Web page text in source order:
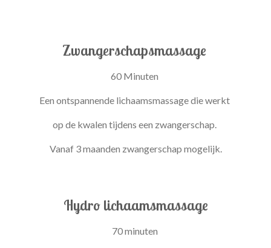
Zwangerschapsmassage
60 Minuten
Een ontspannende lichaamsmassage die werkt
op de kwalen tijdens een zwangerschap.
Vanaf 3 maanden zwangerschap mogelijk.
Hydro lichaamsmassage
70 minuten